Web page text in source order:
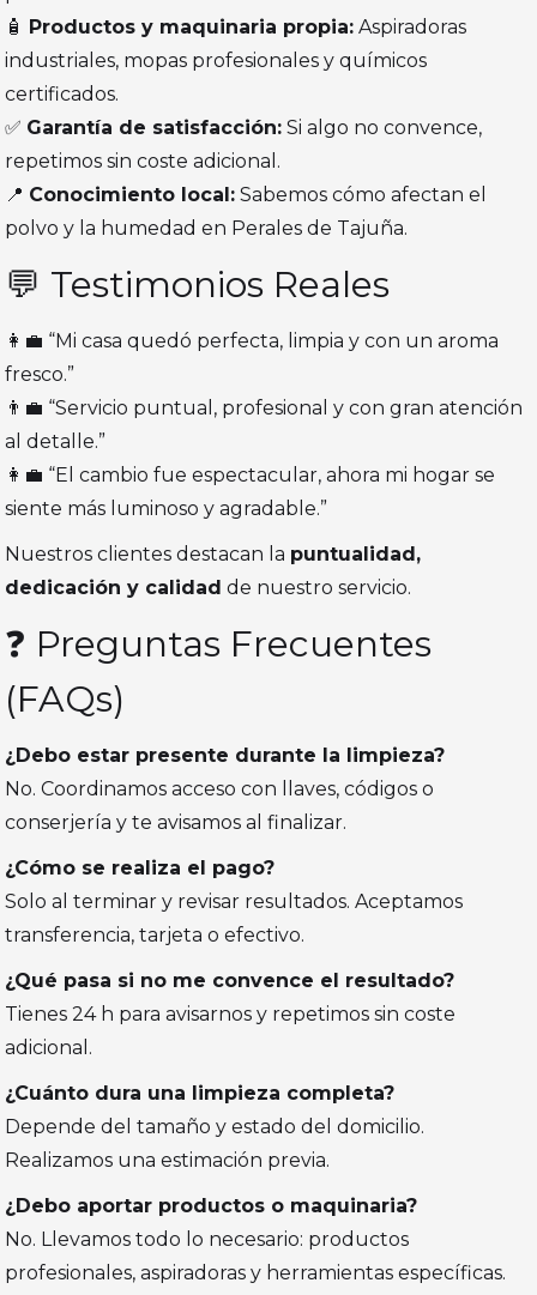
🧴
Productos y maquinaria propia: Aspiradoras
industriales, mopas profesionales y químicos
certificados.
✅ Garantía de satisfacción: Si algo no convence,
repetimos sin coste adicional.
📍 Conocimiento local: Sabemos cómo afectan el
polvo y la humedad en Perales de Tajuña.
💬 Testimonios Reales
👩‍💼 “Mi casa quedó perfecta, limpia y con un aroma
fresco.”
👨‍💼 “Servicio puntual, profesional y con gran atención
al detalle.”
👩‍💼 “El cambio fue espectacular, ahora mi hogar se
siente más luminoso y agradable.”
Nuestros clientes destacan la puntualidad,
dedicación y calidad de nuestro servicio.
❓ Preguntas Frecuentes
(FAQs)
¿Debo estar presente durante la limpieza?
No. Coordinamos acceso con llaves, códigos o
conserjería y te avisamos al finalizar.
¿Cómo se realiza el pago?
Solo al terminar y revisar resultados. Aceptamos
transferencia, tarjeta o efectivo.
¿Qué pasa si no me convence el resultado?
Tienes 24 h para avisarnos y repetimos sin coste
adicional.
¿Cuánto dura una limpieza completa?
Depende del tamaño y estado del domicilio.
Realizamos una estimación previa.
¿Debo aportar productos o maquinaria?
No. Llevamos todo lo necesario: productos
profesionales, aspiradoras y herramientas específicas.